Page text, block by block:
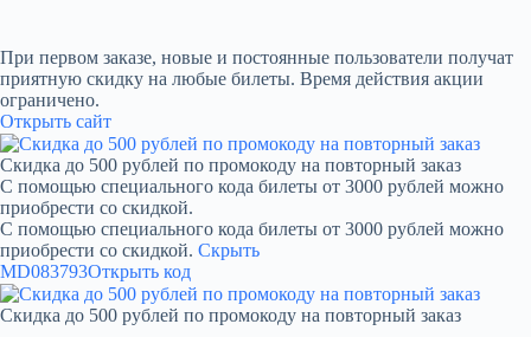
При первом заказе, новые и постоянные пользователи получат
приятную скидку на любые билеты. Время действия акции
ограничено.
Открыть сайт
Скидка до 500 рублей по промокоду на повторный заказ
С помощью специального кода билеты от 3000 рублей можно
приобрести со скидкой.
С помощью специального кода билеты от 3000 рублей можно
приобрести со скидкой. Скрыть
MD083793Открыть код
Скидка до 500 рублей по промокоду на повторный заказ